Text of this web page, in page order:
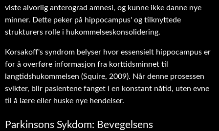
viste alvorlig anterograd amnesi, og kunne ikke danne nye
minner. Dette peker på hippocampus' og tilknyttede
strukturers rolle i hukommelseskonsolidering.
Korsakoff's syndrom belyser hvor essensielt hippocampus er
for å overføre informasjon fra korttidsminnet til
langtidshukommelsen (Squire, 2009). Når denne prosessen
svikter, blir pasientene fanget i en konstant nåtid, uten evne
til å lære eller huske nye hendelser.
Parkinsons Sykdom: Bevegelsens